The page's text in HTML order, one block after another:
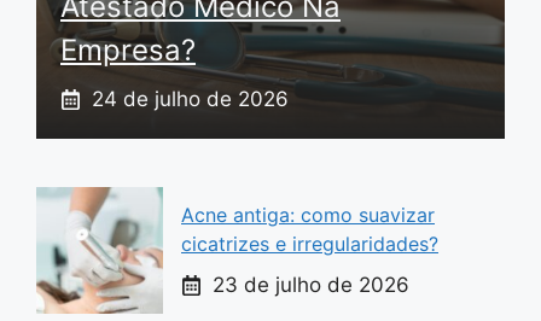
Empresa?
24 de julho de 2026
Acne antiga: como suavizar
cicatrizes e irregularidades?
23 de julho de 2026